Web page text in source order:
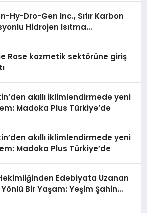
Hy-Dro-Gen Inc., Sıfır Karbon
Hidrojen Isıtma
Rose kozmetik sektörüne giriş
akıllı iklimlendirmede yeni
Madoka Plus Türkiye’de
akıllı iklimlendirmede yeni
Madoka Plus Türkiye’de
Edebiyata Uzanan
Bir Yaşam: Yeşim Şahin